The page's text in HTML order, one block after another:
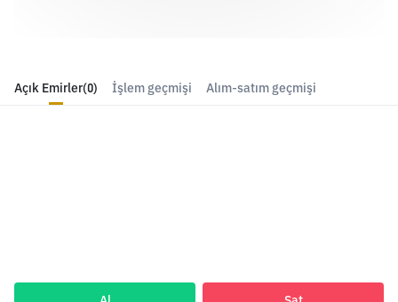
Açık Emirler(0) İşlem geçmişi Alım-satım geçmişi